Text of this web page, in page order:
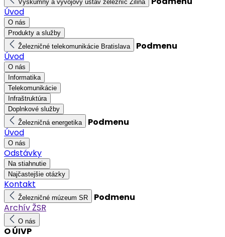
Výskumný a vývojový ústav železníc Žilina
Úvod
O nás
Produkty a služby
Železničné telekomunikácie Bratislava
Podmenu
Úvod
O nás
Informatika
Telekomunikácie
Infraštruktúra
Doplnkové služby
Železničná energetika
Podmenu
Úvod
O nás
Odstávky
Na stiahnutie
Najčastejšie otázky
Kontakt
Železničné múzeum SR
Podmenu
Archív ŽSR
O nás
O ÚIVP